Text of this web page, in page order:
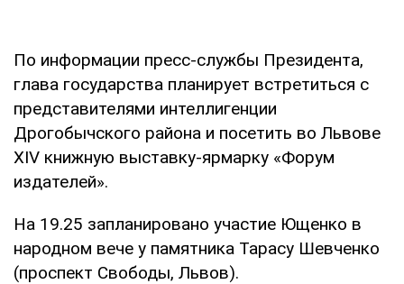
По информации пресс-службы Президента,
глава государства планирует встретиться с
представителями интеллигенции
Дрогобычского района и посетить во Львове
XIV книжную выставку-ярмарку «Форум
издателей».
На 19.25 запланировано участие Ющенко в
народном вече у памятника Тарасу Шевченко
(проспект Свободы, Львов).